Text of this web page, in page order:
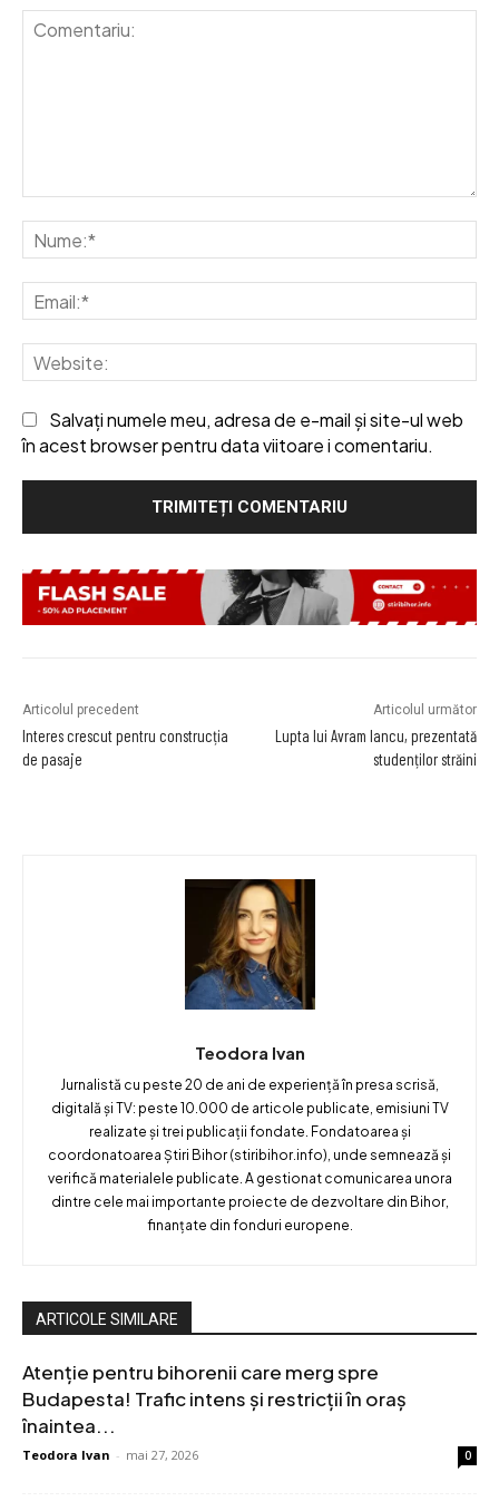
Salvați numele meu, adresa de e-mail și site-ul web
în acest browser pentru data viitoare i comentariu.
Articolul precedent
Interes crescut pentru construcția
de pasaje
Articolul următor
Lupta lui Avram Iancu, prezentată
studenților străini
Teodora Ivan
Jurnalistă cu peste 20 de ani de experiență în presa scrisă,
digitală și TV: peste 10.000 de articole publicate, emisiuni TV
realizate și trei publicații fondate. Fondatoarea și
coordonatoarea Știri Bihor (stiribihor.info), unde semnează și
verifică materialele publicate. A gestionat comunicarea unora
dintre cele mai importante proiecte de dezvoltare din Bihor,
finanțate din fonduri europene.
ARTICOLE SIMILARE
Atenție pentru bihorenii care merg spre
Budapesta! Trafic intens și restricții în oraș
înaintea...
Teodora Ivan - mai 27, 2026 0